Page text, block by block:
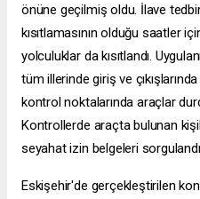
önüne geçilmiş oldu. İlave
kısıtlamasının olduğu saatler
yolculuklar da kısıtlandı.
tüm illerinde giriş ve
kontrol noktalarında araçlar
Kontrollerde araçta bulunan
seyahat izin belgeleri
Eskişehir'de gerçekleştirilen